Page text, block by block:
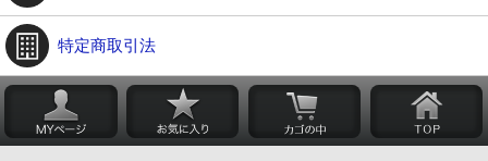
特定商取引法